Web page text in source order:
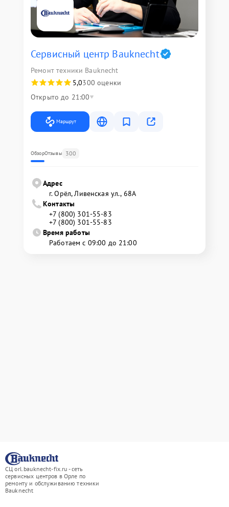
Сервисный центр Bauknecht
Ремонт техники Bauknecht
5,0300 оценки
Открыто до 21:00
Маршрут
ОбзорОтзывы 300
Адрес
г. Орёл, Ливенская ул., 68А
Контакты
+7 (800) 301-55-83
+7 (800) 301-55-83
Время работы
Работаем с 09:00 до 21:00
СЦ orl.bauknecht-fix.ru - сеть
сервисных центров в Орле по
ремонту и обслуживанию техники
Bauknecht